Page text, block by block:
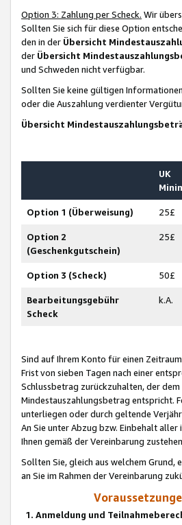
Option 3: Zahlung per Scheck. Wir
Sollten Sie sich für diese Option
den in der Übersicht
der Übersicht
und Schweden nicht verfügbar.
Sollten Sie keine gültigen
oder die Auszahlung verdienter
Übersicht
UK
Option 1 (Überweisung) 25£
Option 2
(Geschenkgutschein)
25£
Option 3 (Scheck) 50£
Bearbeitungsgebühr
Scheck
k.A.
Sind auf Ihrem Konto für einen
Frist von sieben Tagen nach einer
Schlussbetrag zurückzuhalten, der
Mindestauszahlungsbetrag entspricht.
unterliegen oder durch geltende
An Sie unter Abzug bzw. Einbehalt
Ihnen gemäß der Vereinbarung
Sollten Sie, gleich aus welchem Grund,
an Sie im Rahmen der Vereinbarung
1. Anmeldung und